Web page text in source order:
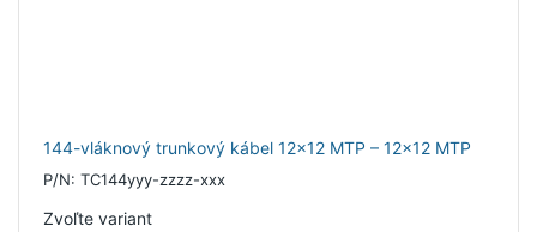
144-vláknový trunkový kábel 12x12 MTP – 12x12 MTP
P/N: TC144yyy-zzzz-xxx
Zvoľte variant